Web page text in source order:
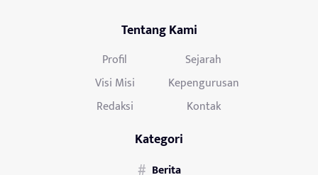
Tentang Kami
Profil
Sejarah
Visi Misi
Kepengurusan
Redaksi
Kontak
Kategori
Berita